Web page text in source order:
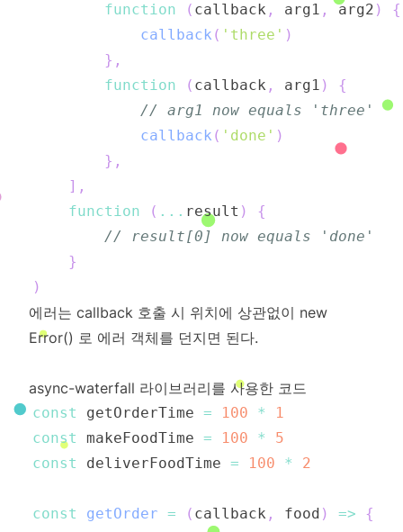
function
( callback , arg1 , arg2 )
{
callback ( 'three' )
} ,
function
( callback , arg1 )
{
// arg1 now equals 'three'
callback ( 'done' )
} ,
] ,
function
( ... result )
{
// result[0] now equals 'done'
}
)
에러는 callback 호출 시 위치에 상관없이 new
Error() 로 에러 객체를 던지면 된다.
async-waterfall 라이브러리를 사용한 코드
const getOrderTime = 100 *
1
const
makeFoodTime = 100 *
5
const
deliverFoodTime = 100 * 2
const getOrder = ( callback , food ) =>
{